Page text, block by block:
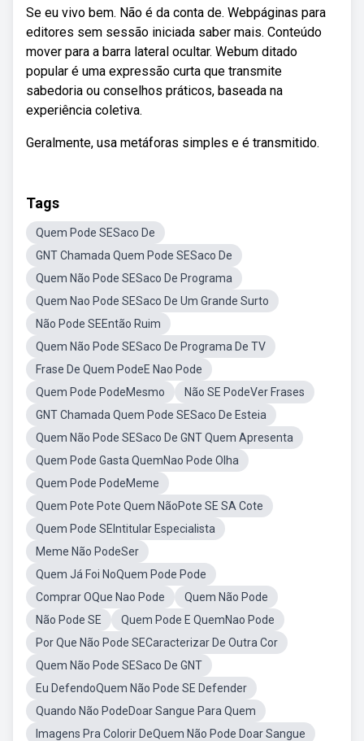
Se eu vivo bem. Não é da conta de. Webpáginas para
editores sem sessão iniciada saber mais. Conteúdo
mover para a barra lateral ocultar. Webum ditado
popular é uma expressão curta que transmite
sabedoria ou conselhos práticos, baseada na
experiência coletiva.
Geralmente, usa metáforas simples e é transmitido.
Tags
Quem Pode SESaco De
GNT Chamada Quem Pode SESaco De
Quem Não Pode SESaco De Programa
Quem Nao Pode SESaco De Um Grande Surto
Não Pode SEEntão Ruim
Quem Não Pode SESaco De Programa De TV
Frase De Quem PodeE Nao Pode
Quem Pode PodeMesmo
Não SE PodeVer Frases
GNT Chamada Quem Pode SESaco De Esteia
Quem Não Pode SESaco De GNT Quem Apresenta
Quem Pode Gasta QuemNao Pode Olha
Quem Pode PodeMeme
Quem Pote Pote Quem NãoPote SE SA Cote
Quem Pode SEIntitular Especialista
Meme Não PodeSer
Quem Já Foi NoQuem Pode Pode
Comprar OQue Nao Pode
Quem Não Pode
Não Pode SE
Quem Pode E QuemNao Pode
Por Que Não Pode SECaracterizar De Outra Cor
Quem Não Pode SESaco De GNT
Eu DefendoQuem Não Pode SE Defender
Quando Não PodeDoar Sangue Para Quem
Imagens Pra Colorir DeQuem Não Pode Doar Sangue